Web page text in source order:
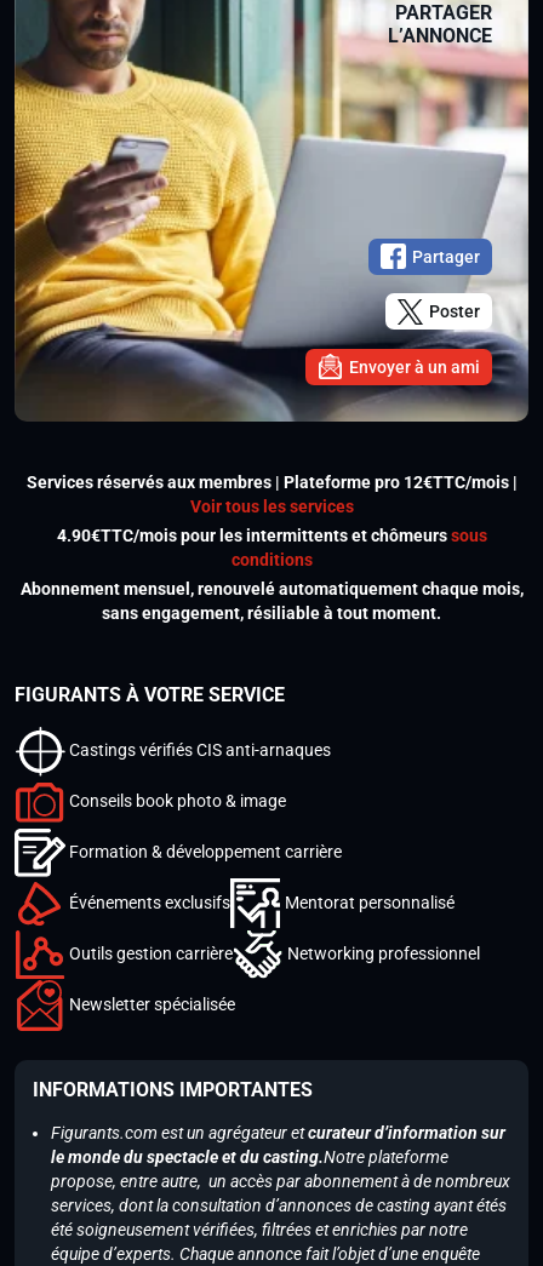
PARTAGER
L’ANNONCE
Partager
Poster
Envoyer à un ami
Services réservés aux membres | Plateforme pro 12€TTC/mois |
Voir tous les services
4.90€TTC/mois pour les intermittents et chômeurssous
conditions
Abonnement mensuel, renouvelé automatiquement chaque mois,
sans engagement, résiliable à tout moment.
FIGURANTS À VOTRE SERVICE
Castings vérifiés CIS anti-arnaques
Conseils book photo & image
Formation & développement carrière
Événements exclusifs Mentorat personnalisé
Outils gestion carrière Networking professionnel
Newsletter spécialisée
INFORMATIONS IMPORTANTES
Figurants.com est un agrégateur etcurateur d’information sur
le monde du spectacle et du casting.Notre plateforme
propose, entre autre, un accès par abonnement à de nombreux
services, dont la consultation d’annonces de casting ayant étés
été soigneusement vérifiées, filtrées et enrichies par notre
équipe d’experts. Chaque annonce fait l’objet d’une enquête